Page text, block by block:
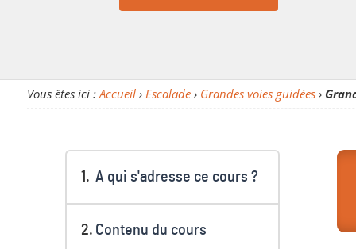
Vous êtes ici : Accueil› Escalade› Grandes voies guidées›
A qui s'adresse ce cours ?
Contenu du cours